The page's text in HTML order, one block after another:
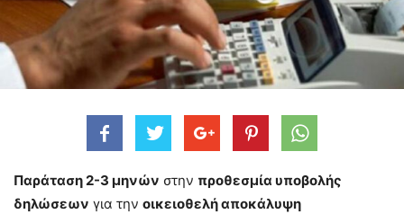
Παράταση 2-3 μηνών στην προθεσμία υποβολής
δηλώσεων για την οικειοθελή αποκάλυψη